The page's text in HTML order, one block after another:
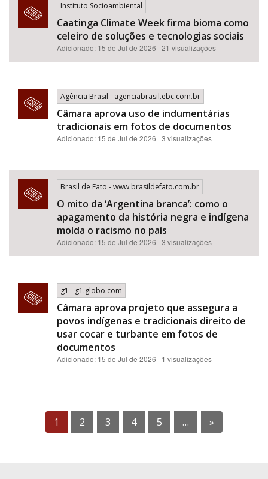
Instituto Socioambiental
Caatinga Climate Week firma bioma como
celeiro de soluções e tecnologias sociais
Adicionado: 15 de Jul de 2026 | 21 visualizações
Agência Brasil - agenciabrasil.ebc.com.br
Câmara aprova uso de indumentárias
tradicionais em fotos de documentos
Adicionado: 15 de Jul de 2026 | 3 visualizações
Brasil de Fato - www.brasildefato.com.br
O mito da ‘Argentina branca’: como o
apagamento da história negra e indígena
molda o racismo no país
Adicionado: 15 de Jul de 2026 | 3 visualizações
g1 - g1.globo.com
Câmara aprova projeto que assegura a
povos indígenas e tradicionais direito de
usar cocar e turbante em fotos de
documentos
Adicionado: 15 de Jul de 2026 | 1 visualizações
1 2 3 4 5 … »